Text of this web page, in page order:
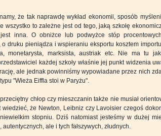
że tak naprawdę wykład ekonomii, sposób
to zależne jest od tego, jaką szkołę
inna. O obniżce lub podwyżce stóp
druku pieniądza i wspieraniu eksportu kosztem
monetarysta, marksista, austriak etc. Nie ma tu
każdej szkoły właśnie jej punkt widzenia
ale jednak powinniśmy wypowiadane przez nich
"Wieża Eiffla stoi w Paryżu".
chłop czy mieszczanin także nie musiał
że Newton, Leibniz czy Lavoisier czegoś
stopniu. Dziś natomiast jesteśmy w dużej
ale i tych fałszywych, złudnych.